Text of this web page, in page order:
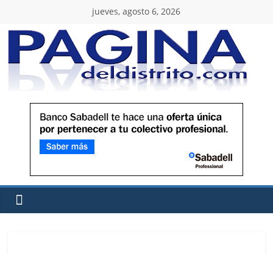
jueves, agosto 6, 2026